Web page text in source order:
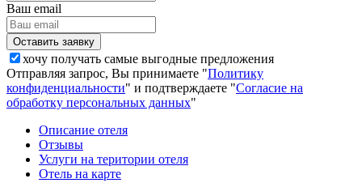
Ваш email
хочу получать самые выгодные предложения
Отправляя запрос, Вы принимаете "Политику
конфиденциальности" и подтверждаете "Согласие на
обработку персональных данных"
Описание отеля
Отзывы
Услуги на територии отеля
Отель на карте